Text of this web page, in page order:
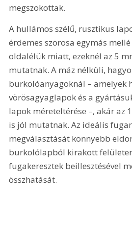
megszokottak.
A hullámos szélű, rusztikus
érdemes szorosa egymás
oldalélük miatt, ezeknél az 5
mutatnak. A máz nélküli,
burkolóanyagoknál – amelyek
vörösagyaglapok és a
lapok méreteltérése –, akár az
is jól mutatnak. Az ideális
megválasztását könnyebb
burkolólapból kirakott
fugakeresztek beillesztésével
összhatását.